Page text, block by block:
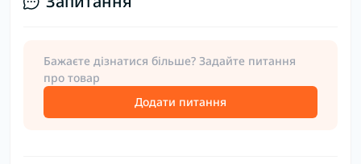
Бажаєте дізнатися більше? Задайте питання
про товар
Додати питання